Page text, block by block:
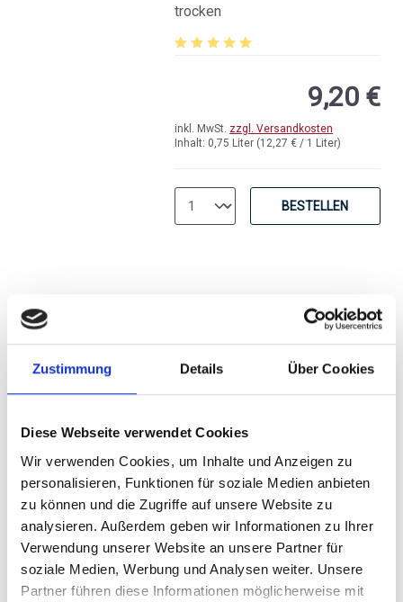
Zustimmung Details Über Cookies
Diese Webseite verwendet Cookies
Wir verwenden Cookies, um Inhalte und Anzeigen zu
personalisieren, Funktionen für soziale Medien anbieten
zu können und die Zugriffe auf unsere Website zu
analysieren. Außerdem geben wir Informationen zu Ihrer
Verwendung unserer Website an unsere Partner für
soziale Medien, Werbung und Analysen weiter. Unsere
Partner führen diese Informationen möglicherweise mit
trocken
Inhalt: 0,75 Liter (12,27 € / 1 Liter)
inkl. MwSt. zzgl. Versandkosten
9,20 €
BESTELLEN
Weingut Brennfleck,
traditionelle
Franken
brut
Durchschnittliche Bewertung von 5
Inhalt: 0,75 Liter(20,73 € / 1 Liter)
inkl. MwSt.zzgl. Versandkosten
15,55 €